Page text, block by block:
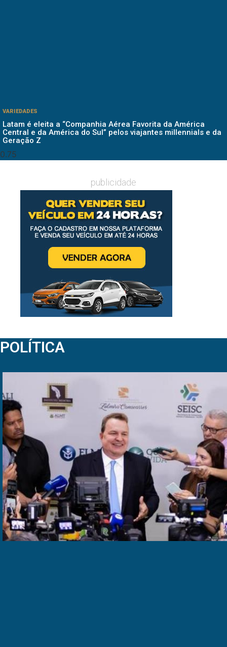
VARIEDADES
Latam é eleita a “Companhia Aérea Favorita da América
Central e da América do Sul” pelos viajantes millennials e da
Geração Z
publicidade
POLÍTICA